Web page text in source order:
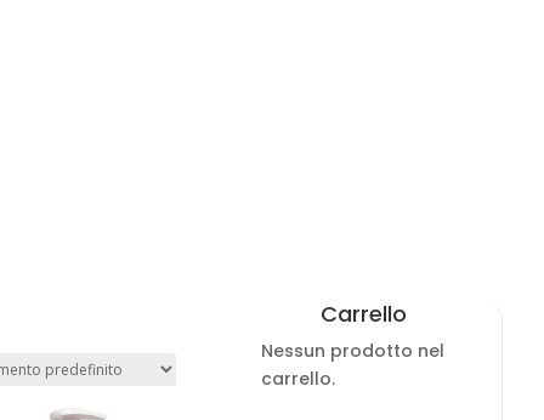
Carrello
Nessun prodotto nel
carrello.